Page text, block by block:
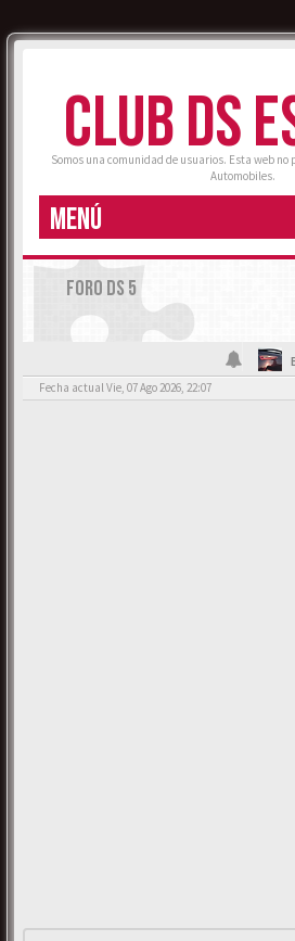
CLUB DS
Somos una comunidad de usuarios. Esta web no
Automobiles.
MENÚ
FORO DS 5
Fecha actual Vie, 07 Ago 2026, 22:07